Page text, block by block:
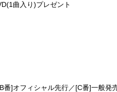
曲入り)プレゼント
番]オフィシャル先行／[C番]一般発